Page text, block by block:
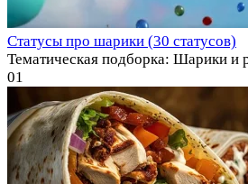
Статусы про шарики (30 статусов)
Тематическая подборка: Шарики и
01